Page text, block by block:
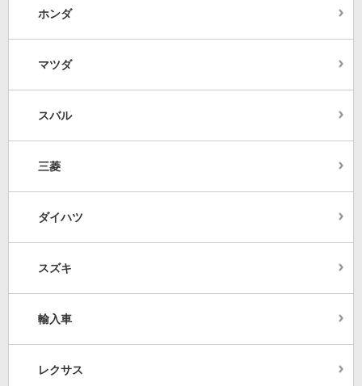
ホンダ
マツダ
スバル
三菱
ダイハツ
スズキ
輸入車
レクサス